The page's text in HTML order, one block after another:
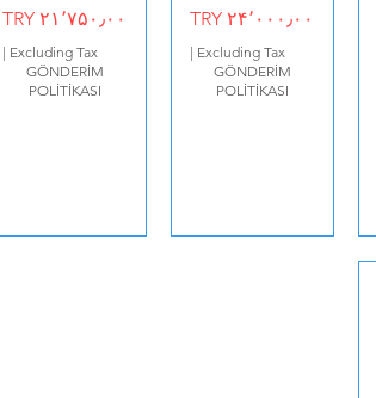
Price
TRY ۲۴٬۰۰۰٫۰۰
Excluding Tax
|
GÖNDERİM
POLİTİKASI
Price
TRY ۲۱٬۷۵۰٫۰۰
Excluding Tax
|
GÖNDERİM
POLİTİKASI